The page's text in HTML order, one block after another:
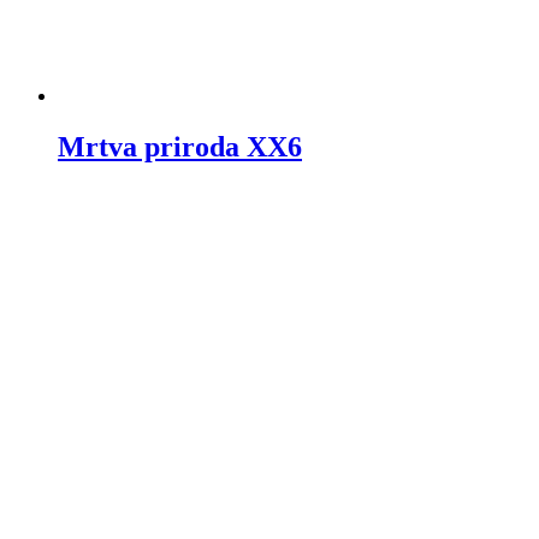
Mrtva priroda XX6